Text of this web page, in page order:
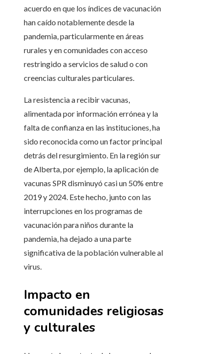
acuerdo en que los índices de vacunación
han caído notablemente desde la
pandemia, particularmente en áreas
rurales y en comunidades con acceso
restringido a servicios de salud o con
creencias culturales particulares.
La resistencia a recibir vacunas,
alimentada por información errónea y la
falta de confianza en las instituciones, ha
sido reconocida como un factor principal
detrás del resurgimiento. En la región sur
de Alberta, por ejemplo, la aplicación de
vacunas SPR disminuyó casi un 50% entre
2019 y 2024. Este hecho, junto con las
interrupciones en los programas de
vacunación para niños durante la
pandemia, ha dejado a una parte
significativa de la población vulnerable al
virus.
Impacto en
comunidades religiosas
y culturales